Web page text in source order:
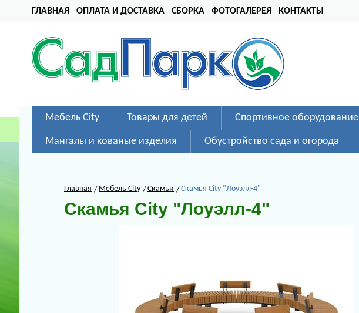
ГЛАВНАЯ ОПЛАТА И ДОСТАВКА СБОРКА ФОТОГАЛЕРЕЯ КОНТАКТЫ
Мебель City Товары для детей Спортивное оборудование
Мангалы и кованые изделия Обустройство сада и огорода
Главная Мебель City Скамьи Скамья City "Лоуэлл-4"
Скамья City "Лоуэлл-4"